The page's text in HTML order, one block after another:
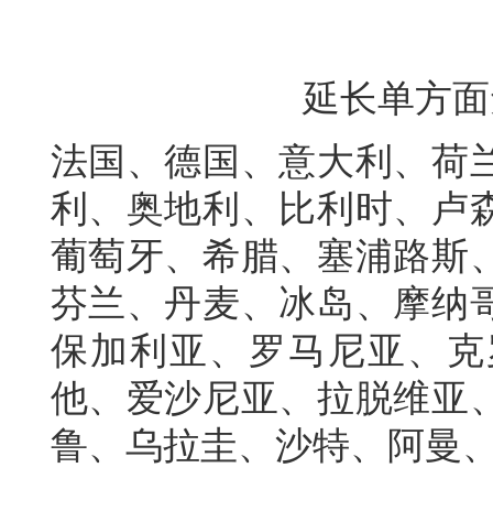
延长单方
法国、德国、意大利、荷
利、奥地利、比利时、卢
葡萄牙、希腊、塞浦路斯
芬兰、丹麦、冰岛、摩纳
保加利亚、罗马尼亚、
他、爱沙尼亚、拉脱维亚
鲁、乌拉圭、沙特、阿曼